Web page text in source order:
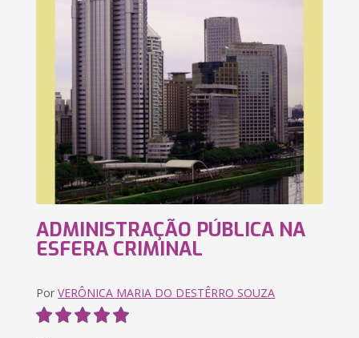
ADMINISTRAÇÃO PÚBLICA NA
ESFERA CRIMINAL
PorVERÔNICA MARIA DO DESTÊRRO SOUZA